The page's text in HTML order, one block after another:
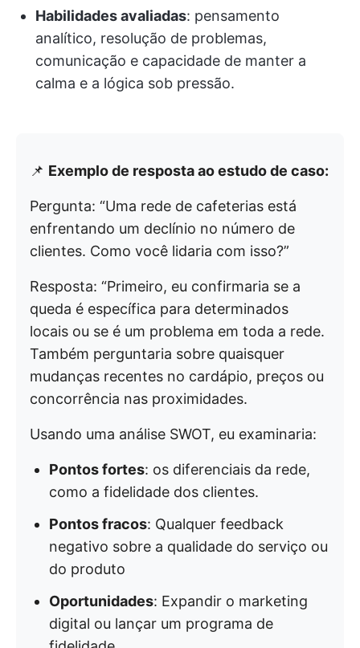
Habilidades avaliadas: pensamento
analítico, resolução de problemas,
comunicação e capacidade de manter a
calma e a lógica sob pressão.
📌 Exemplo de resposta ao estudo de caso:
Pergunta: “Uma rede de cafeterias está
enfrentando um declínio no número de
clientes. Como você lidaria com isso?”
Resposta: “Primeiro, eu confirmaria se a
queda é específica para determinados
locais ou se é um problema em toda a rede.
Também perguntaria sobre quaisquer
mudanças recentes no cardápio, preços ou
concorrência nas proximidades.
Usando uma análise SWOT, eu examinaria:
Pontos fortes: os diferenciais da rede,
como a fidelidade dos clientes.
Pontos fracos: Qualquer feedback
negativo sobre a qualidade do serviço ou
do produto
Oportunidades: Expandir o marketing
digital ou lançar um programa de